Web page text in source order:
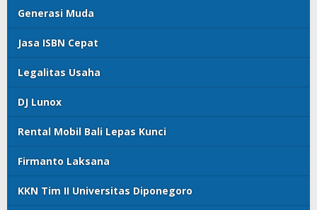
Generasi Muda
Jasa ISBN Cepat
Legalitas Usaha
DJ Lunox
Rental Mobil Bali Lepas Kunci
Firmanto Laksana
KKN Tim II Universitas Diponegoro